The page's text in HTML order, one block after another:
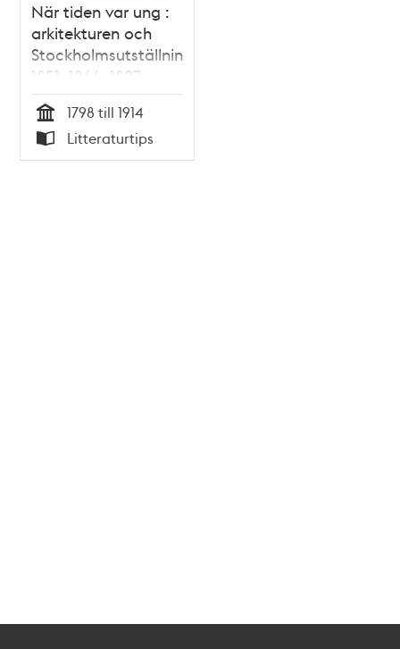
När tiden var ung :
arkitekturen och
Stockholmsutställningarna
1851, 1866, 1897,
1909 / Ulf Sörenson
Tid
1798 till 1914
Typ
Litteraturtips